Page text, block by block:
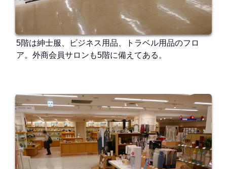
5階は紳士服、ビジネス用品、トラベル用品のフロ
ア。外商会員サロンも5階に備えてある。